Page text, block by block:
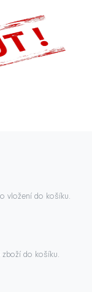
vložení do košíku.
zboží do košíku.